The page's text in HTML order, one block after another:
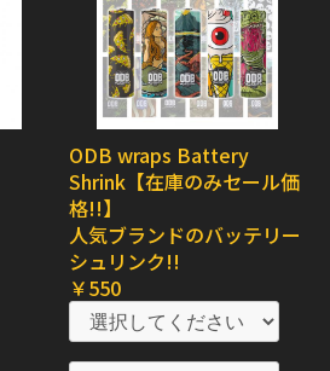
ODB wraps Battery
Shrink【在庫のみセール価
格!!】
人気ブランドのバッテリー
シュリンク!!
￥550